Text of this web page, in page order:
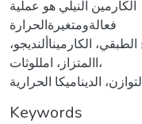
الكارمين النيلي هو عملية
فعالةومتغيرةالحرارة
الكارميناألنديجو،
االمتزاز، امللوثات،
الديناميكا الحرارية
Keywords